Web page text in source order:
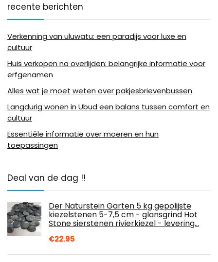
recente berichten
Verkenning van uluwatu: een paradijs voor luxe en
cultuur
Huis verkopen na overlijden: belangrijke informatie voor
erfgenamen
Alles wat je moet weten over pakjesbrievenbussen
Langdurig wonen in Ubud een balans tussen comfort en
cultuur
Essentiële informatie over moeren en hun
toepassingen
Deal van de dag !!
Der Naturstein Garten 5 kg gepolijste
kiezelstenen 5-7,5 cm - glansgrind Hot
Stone sierstenen rivierkiezel - levering…
€22.95